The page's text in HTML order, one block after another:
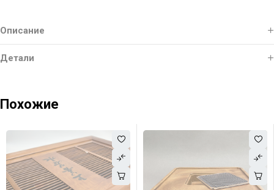
Описание
Детали
Похожие